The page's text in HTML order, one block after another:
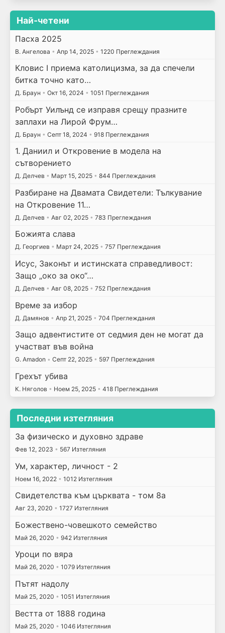
Най-четени
Пасха 2025
В. Ангелова • Апр 14, 2025 • 1220 Преглеждания
Кловис I приема католицизма, за да спечели
битка точно като…
Д. Браун • Окт 16, 2024 • 1051 Преглеждания
Робърт Уилънд се изправя срещу празните
заплахи на Лирой Фрум…
Д. Браун • Септ 18, 2024 • 918 Преглеждания
1. Даниил и Откровение в модела на
сътворението
Д. Делчев • Март 15, 2025 • 844 Преглеждания
Разбиране на Двамата Свидетели: Тълкувание
на Откровение 11…
Д. Делчев • Авг 02, 2025 • 783 Преглеждания
Божията слава
Д. Георгиев • Март 24, 2025 • 757 Преглеждания
Исус, Законът и истинската справедливост:
Защо „око за око“…
Д. Делчев • Авг 08, 2025 • 752 Преглеждания
Време за избор
Д. Дамянов • Апр 21, 2025 • 704 Преглеждания
Защо адвентистите от седмия ден не могат да
участват във война
G. Amadon • Септ 22, 2025 • 597 Преглеждания
Грехът убива
К. Няголов • Ноем 25, 2025 • 418 Преглеждания
Последни изтегляния
За физическо и духовно здраве
Фев 12, 2023 • 567 Изтегляния
Ум, характер, личност - 2
Ноем 16, 2022 • 1012 Изтегляния
Свидетелства към църквата - том 8а
Авг 23, 2020 • 1727 Изтегляния
Божествено-човешкото семейство
Май 26, 2020 • 942 Изтегляния
Уроци по вяра
Май 26, 2020 • 1079 Изтегляния
Пътят надолу
Май 25, 2020 • 1051 Изтегляния
Вестта от 1888 година
Май 25, 2020 • 1046 Изтегляния